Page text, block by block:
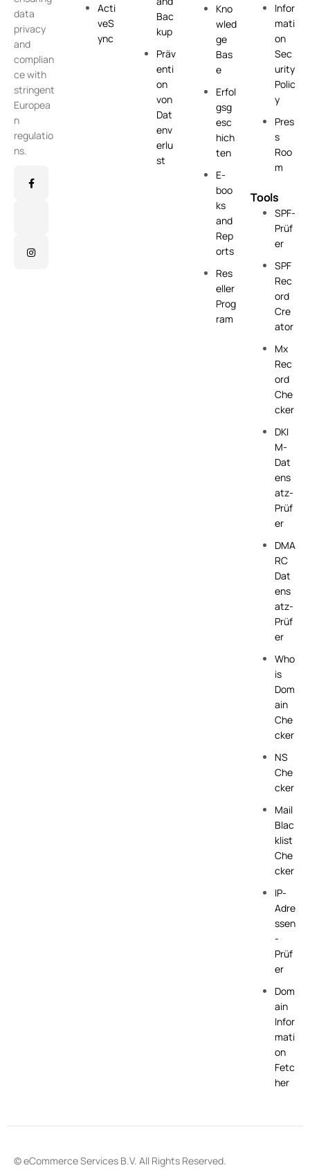
data
privacy
and
complian
ce with
stringent
Europea
n
regulatio
ns.
Acti
veS
ync
Bac
kup
Präv
enti
on
von
Dat
env
erlu
st
Kno
wled
ge
Bas
e
Erfol
gsg
esc
hich
ten
E-
boo
ks
and
Rep
orts
Res
eller
Prog
ram
Infor
mati
on
Sec
urity
Polic
y
Pres
s
Roo
m
Tools
SPF-
Prüf
er
SPF
Rec
ord
Cre
ator
Mx
Rec
ord
Che
cker
DKI
M-
Dat
ens
atz-
Prüf
er
DMA
RC
Dat
ens
atz-
Prüf
er
Who
is
Dom
ain
Che
cker
NS
Che
cker
Mail
Blac
klist
Che
cker
IP-
Adre
ssen
-
Prüf
er
Dom
ain
Infor
mati
on
Fetc
her
© eCommerce Services B.V. All Rights Reserved.